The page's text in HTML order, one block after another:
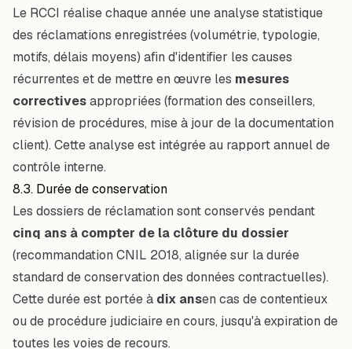
Le RCCI réalise chaque année une analyse statistique
des réclamations enregistrées (volumétrie, typologie,
motifs, délais moyens) afin d'identifier les causes
récurrentes et de mettre en œuvre les mesures
correctivesappropriées (formation des conseillers,
révision de procédures, mise à jour de la documentation
client). Cette analyse est intégrée au rapport annuel de
contrôle interne.
8.3. Durée de conservation
Les dossiers de réclamation sont conservés pendant
cinq ans à compter de la clôture du dossier
(recommandation CNIL 2018, alignée sur la durée
standard de conservation des données contractuelles).
Cette durée est portée à dix ansen cas de contentieux
ou de procédure judiciaire en cours, jusqu'à expiration de
toutes les voies de recours.